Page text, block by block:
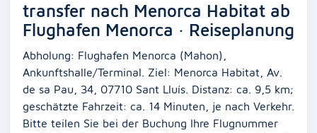
transfer nach Menorca Habitat ab
Flughafen Menorca · Reiseplanung
Abholung: Flughafen Menorca (Mahon),
Ankunftshalle/Terminal. Ziel: Menorca Habitat, Av.
de sa Pau, 34, 07710 Sant Lluís. Distanz: ca. 9,5 km;
geschätzte Fahrzeit: ca. 14 Minuten, je nach Verkehr.
Bitte teilen Sie bei der Buchung Ihre Flugnummer